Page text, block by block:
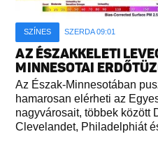
SZÍNES SZERDA 09:01
AZ ÉSZAKKELETI
MINNESOTAI
Az Észak-Minnesotában
hamarosan elérheti az
nagyvárosait, többek között
Clevelandet, Philadelphiát